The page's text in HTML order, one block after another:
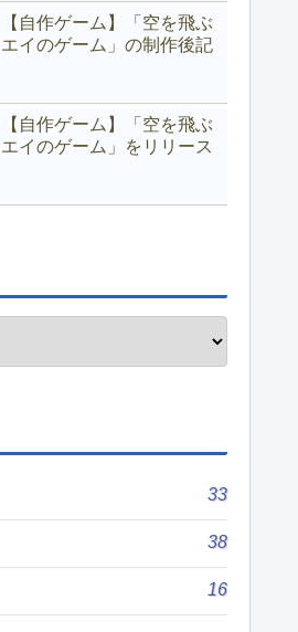
【自作ゲーム】「空を飛ぶ
エイのゲーム」の制作後記
【自作ゲーム】「空を飛ぶ
エイのゲーム」をリリース
33
38
16